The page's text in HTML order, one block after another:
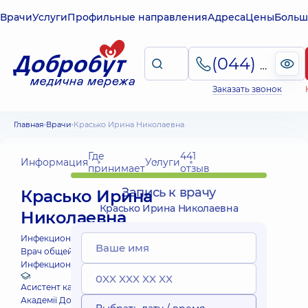
ВрачиУслугиПрофильные направленияАдресаЦены
(044) 495-2-888
Заказать звонок
Главная Врачи Красько Ирина Николаевна
ИнформацияГде
принимаетУслуги441
отзыв
Красько Ирина
Николаевна
Инфекционист;
Врач общей практики - семейный врач;
Инфекционист детский;Педиатр;Терапевт;
Асистент кафедри здоров'я матері та дитини
Академії Добробут
Запись к врачу
Красько Ирина Николаевна